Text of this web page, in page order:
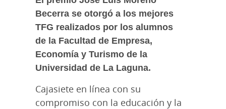
Becerra se otorgó a los mejores
TFG realizados por los alumnos
de la Facultad de Empresa,
Economía y Turismo de la
Universidad de La Laguna.
Cajasiete en línea con su
compromiso con la educación y la